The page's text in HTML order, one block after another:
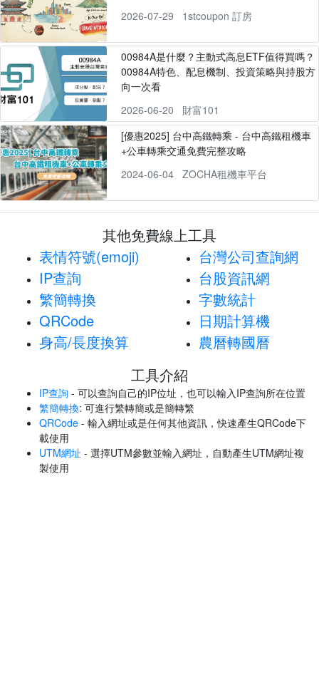
2026-07-29
1stcoupon 訂房
00984A是什麼？主動式高息ETF值得買嗎？
00984A特色、配息機制、投資策略與持股方
向一次看
2026-06-20
財富101
[優惠2025] 台中高鐵轉乘 - 台中高鐵租機車
+公車轉乘交通免費完整攻略
2024-06-04
ZOCHA租機車平台
其他免費線上工具
表情符號(emoji)
IP查詢
繁簡轉換
QRCode
身高/長度換算
台灣公司查詢網
台股資訊網
字數統計
日期計算機
農曆轉國曆
工具介紹
IP查詢 - 可以查詢自己的IP位址，也可以輸入IP查詢所在位置
繁簡轉換: 可進行繁轉簡或是簡轉繁
QRCode - 輸入網址或是任何其他資訊，快速產生QRCode下
載使用
UTM網址 - 選擇UTM參數並輸入網址，自動產生UTM網址複
製使用